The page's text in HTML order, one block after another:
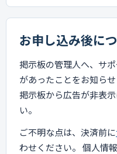
お申し込み後に
掲示板の管理人へ、サ
があったことをお知ら
掲示板から広告が非表
い。
ご不明な点は、決済前に
わせください。 個人情